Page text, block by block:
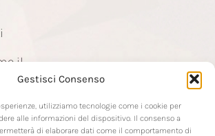
Gestisci Consenso
utilizziamo tecnologie come i cookie per
alle informazioni del dispositivo. Il consenso a
di elaborare dati come il comportamento di
il
a